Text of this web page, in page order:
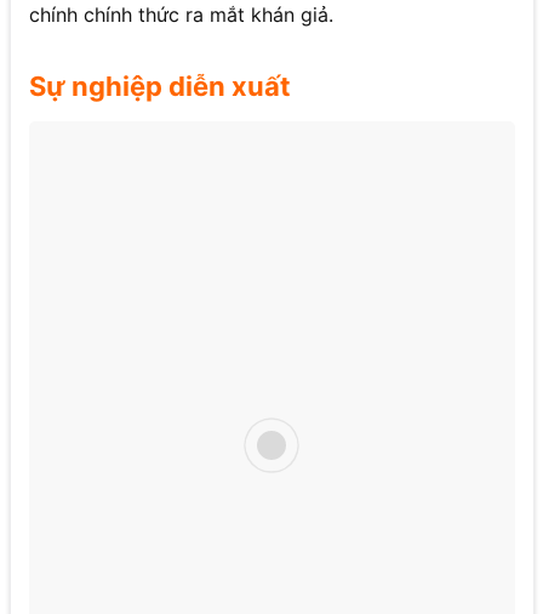
chính chính thức ra mắt khán giả.
Sự nghiệp diễn xuất